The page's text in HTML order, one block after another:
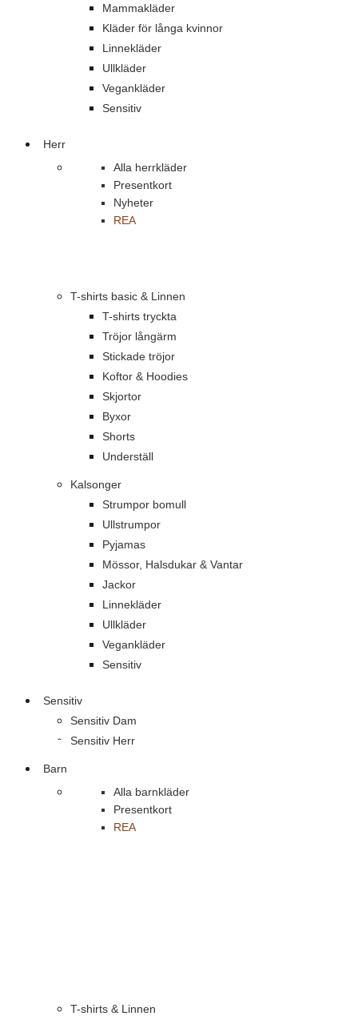
Mammakläder
Kläder för långa kvinnor
Linnekläder
Ullkläder
Vegankläder
Sensitiv
Herr
Alla herrkläder
Presentkort
Nyheter
REA
T-shirts basic & Linnen
T-shirts tryckta
Tröjor långärm
Stickade tröjor
Koftor & Hoodies
Skjortor
Byxor
Shorts
Underställ
Kalsonger
Strumpor bomull
Ullstrumpor
Pyjamas
Mössor, Halsdukar & Vantar
Jackor
Linnekläder
Ullkläder
Vegankläder
Sensitiv
Sensitiv
Sensitiv Dam
Sensitiv Herr
Barn
Alla barnkläder
Presentkort
REA
T-shirts & Linnen